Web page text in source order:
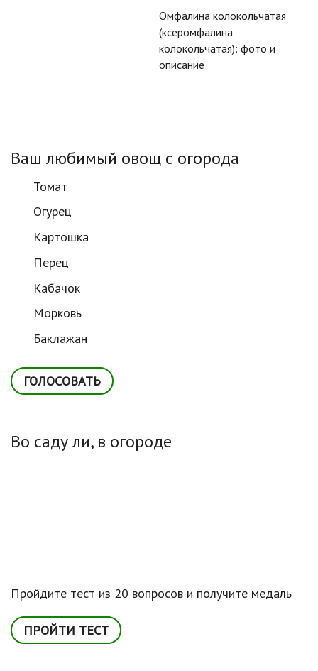
Омфалина колокольчатая
(ксеромфалина
колокольчатая): фото и
описание
Ваш любимый овощ с огорода
Томат
Огурец
Картошка
Перец
Кабачок
Морковь
Баклажан
Во саду ли, в огороде
Пройдите тест из 20 вопросов и получите медаль
ПРОЙТИ ТЕСТ